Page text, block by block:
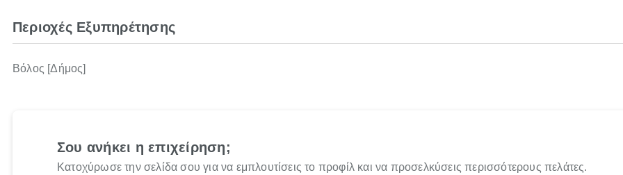
Περιοχές Εξυπηρέτησης
Βόλος [Δήμος]
Σου ανήκει η επιχείρηση;
Κατοχύρωσε την σελίδα σου για να εμπλουτίσεις το προφίλ και να προσελκύσεις περισσότερους πελάτες.